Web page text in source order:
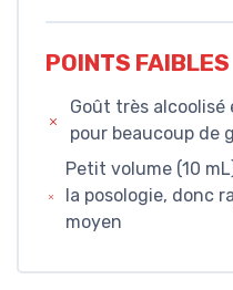
POINTS FAIBLES
Goût très alcoolisé
pour beaucoup de
Petit volume (10
la posologie, donc
moyen